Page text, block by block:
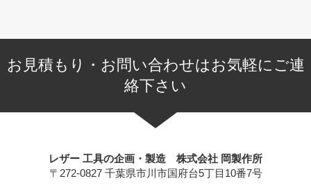
お見積もり・お問い合わせはお気軽にご連
絡下さい
レザー 工具の企画・製造 株式会社 岡製作所
〒272-0827 千葉県市川市国府台5丁目10番7号